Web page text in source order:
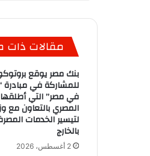
مقالات ذات
بنك مصر يوقع
للمشاركة في مبادرة
في مصر” التي أطلقها
المصري بالتعاون مع
لتيسير الخدمات
بالخارج
2 أغسطس، 2026